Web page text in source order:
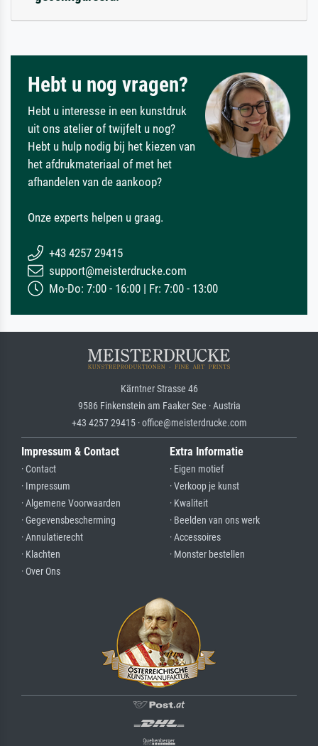
Hebt u nog vragen?
Hebt u interesse in een kunstdruk
uit ons atelier of twijfelt u nog?
Hebt u hulp nodig bij het kiezen van
het afdrukmateriaal of met het
afhandelen van de aankoop?
Onze experts helpen u graag.
+43 4257 29415
support@meisterdrucke.com
Mo-Do: 7:00 - 16:00 | Fr: 7:00 - 13:00
Kärntner Strasse 46
9586 Finkenstein am Faaker See · Austria
+43 4257 29415 · office@meisterdrucke.com
Impressum & Contact
· Contact
· Impressum
· Algemene Voorwaarden
· Gegevensbescherming
· Annulatierecht
· Klachten
· Over Ons
Extra Informatie
· Eigen motief
· Verkoop je kunst
· Kwaliteit
· Beelden van ons werk
· Accessoires
· Monster bestellen